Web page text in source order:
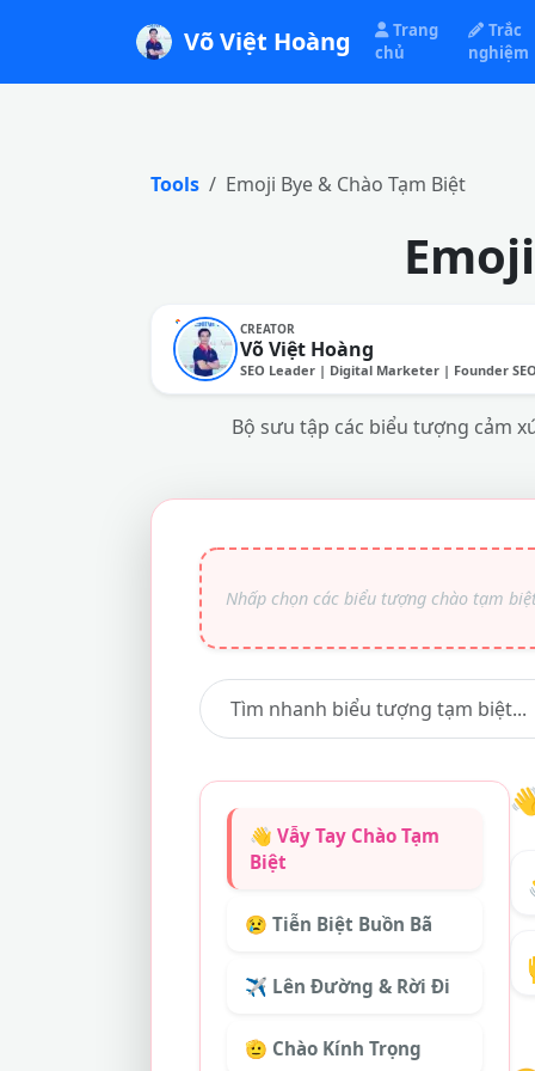
Võ Việt Hoàng
Trang
chủ
Trắc
nghiệm
Tools Emoji Bye & Chào Tạm Biệt
CREATOR
Võ Việt Hoàng
SEO Leader | Digital Marketer | Founder
Bộ sưu tập các biểu tượng cảm
👋 Vẫy Tay Chào Tạm
Biệt
😢 Tiễn Biệt Buồn Bã
✈️ Lên Đường & Rời Đi
🫡 Chào Kính Trọng